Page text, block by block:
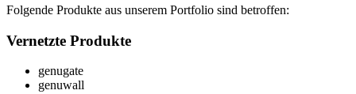
Folgende Produkte aus unserem Portfolio sind betroffen:
Vernetzte Produkte
genugate
genuwall